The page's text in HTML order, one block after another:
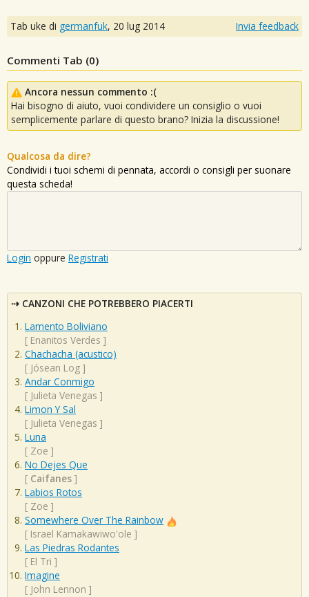
Tab uke di germanfuk, 20 lug 2014 Invia feedback
Commenti Tab (0)
Ancora nessun commento :(
Hai bisogno di aiuto, vuoi condividere un consiglio o vuoi
semplicemente parlare di questo brano? Inizia la discussione!
Qualcosa da dire?
Condividi i tuoi schemi di pennata, accordi o consigli per suonare
questa scheda!
Login oppure Registrati
CANZONI CHE POTREBBERO PIACERTI
Lamento Boliviano
[ Enanitos Verdes ]
Chachacha (acustico)
[ Jósean Log ]
Andar Conmigo
[ Julieta Venegas ]
Limon Y Sal
[ Julieta Venegas ]
Luna
[ Zoe ]
No Dejes Que
[ Caifanes ]
Labios Rotos
[ Zoe ]
Somewhere Over The Rainbow
[ Israel Kamakawiwo'ole ]
Las Piedras Rodantes
[ El Tri ]
Imagine
[ John Lennon ]